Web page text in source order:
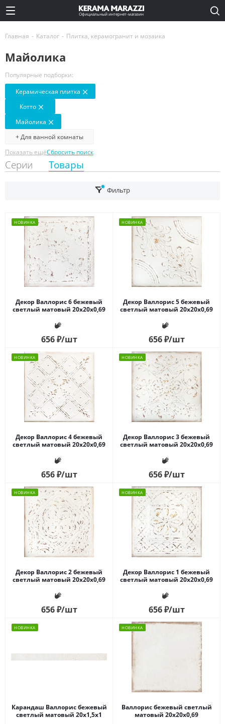
Официальный интернет-магазин
Главная - Каталог - Плитка, керамогранит и мозаика
Майолика
Популярные подборки:
Керамическая плитка
Котто
Майолика
+ Для ванной комнаты
Показать ещёСбросить поиск
Серии Товары
Фильтр
НОВИНКА
Декор Валлорис 6 бежевый
светлый матовый 20x20x0,69
656₽/шт
НОВИНКА
Декор Валлорис 5 бежевый
светлый матовый 20x20x0,69
656₽/шт
НОВИНКА
Декор Валлорис 4 бежевый
светлый матовый 20x20x0,69
656₽/шт
НОВИНКА
Декор Валлорис 3 бежевый
светлый матовый 20x20x0,69
656₽/шт
НОВИНКА
Декор Валлорис 2 бежевый
светлый матовый 20x20x0,69
656₽/шт
НОВИНКА
Декор Валлорис 1 бежевый
светлый матовый 20x20x0,69
656₽/шт
НОВИНКА
Карандаш Валлорис бежевый
светлый матовый 20x1,5x1
НОВИНКА
Валлорис бежевый светлый
матовый 20x20x0,69